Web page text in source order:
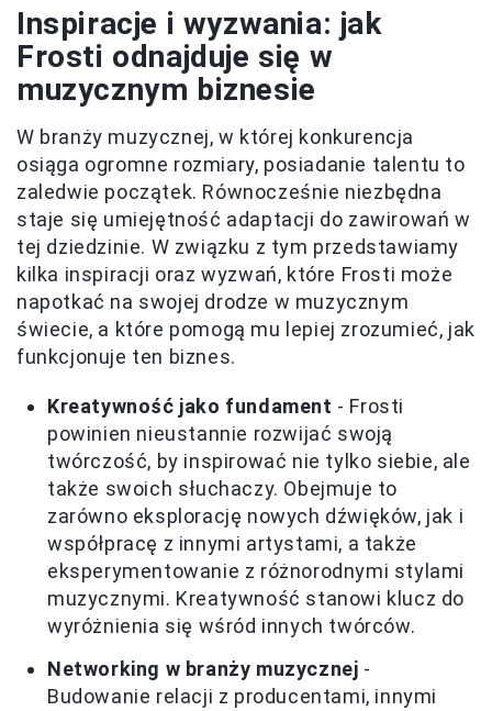
Inspiracje i wyzwania: jak
Frosti odnajduje się w
muzycznym biznesie
W branży muzycznej, w której konkurencja
osiąga ogromne rozmiary, posiadanie talentu to
zaledwie początek. Równocześnie niezbędna
staje się umiejętność adaptacji do zawirowań w
tej dziedzinie. W związku z tym przedstawiamy
kilka inspiracji oraz wyzwań, które Frosti może
napotkać na swojej drodze w muzycznym
świecie, a które pomogą mu lepiej zrozumieć, jak
funkcjonuje ten biznes.
Kreatywność jako fundament - Frosti
powinien nieustannie rozwijać swoją
twórczość, by inspirować nie tylko siebie, ale
także swoich słuchaczy. Obejmuje to
zarówno eksplorację nowych dźwięków, jak i
współpracę z innymi artystami, a także
eksperymentowanie z różnorodnymi stylami
muzycznymi. Kreatywność stanowi klucz do
wyróżnienia się wśród innych twórców.
Networking w branży muzycznej -
Budowanie relacji z producentami, innymi